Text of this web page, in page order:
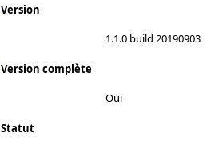
Version
1.1.0 build 20190903
Version complète
Oui
Statut